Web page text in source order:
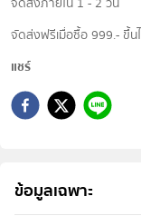
จัดส่งฟรีเมื่อซื้อ 999.- ขึ้น
แชร์
ข้อมูลเฉพาะ